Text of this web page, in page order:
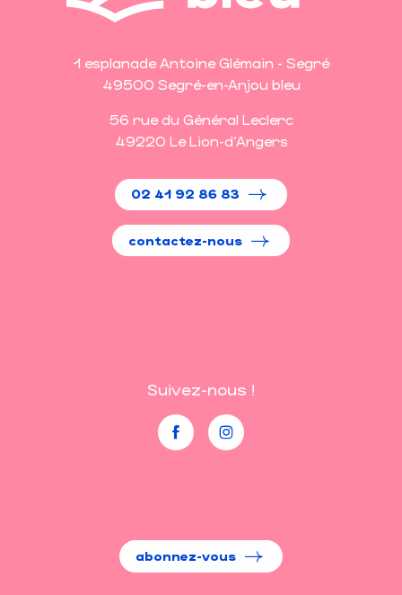
1 esplanade Antoine Glémain - Segré
49500 Segré-en-Anjou bleu
56 rue du Général Leclerc
49220 Le Lion-d'Angers
02 41 92 86 83
contactez-nous
Suivez-nous !
abonnez-vous